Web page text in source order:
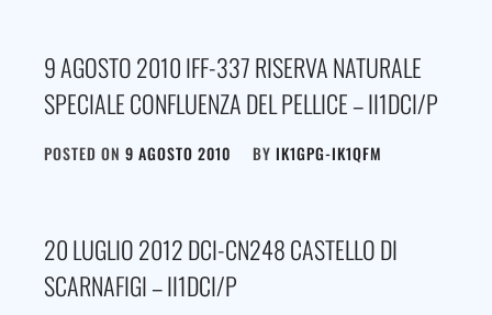
9 AGOSTO 2010 IFF-337 RISERVA NATURALE
SPECIALE CONFLUENZA DEL PELLICE – II1DCI/P
POSTED ON 9 AGOSTO 2010 BY IK1GPG-IK1QFM
20 LUGLIO 2012 DCI-CN248 CASTELLO DI
SCARNAFIGI – II1DCI/P